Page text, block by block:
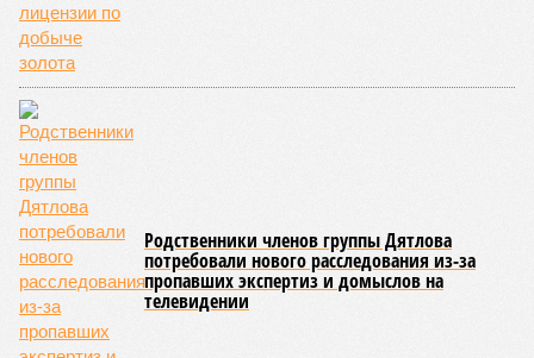
Родственники членов группы Дятлова
потребовали нового расследования из-за
пропавших экспертиз и домыслов на
телевидении